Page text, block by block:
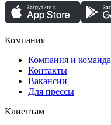
Компания
Компания и команда
Контакты
Вакансии
Для прессы
Клиентам